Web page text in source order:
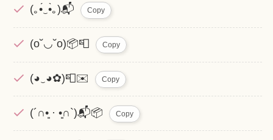
(｡•́‿•̀｡)📬 Copy
(o˘◡˘o)📦📮 Copy
(◕‿◕✿)📮✉️ Copy
(´∩•͈ · •͈∩`)📬📦 Copy